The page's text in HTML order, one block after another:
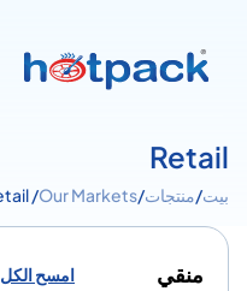
Retail
بيت/منتجات/
Our Markets
/ Retail
منقي امسح الكل